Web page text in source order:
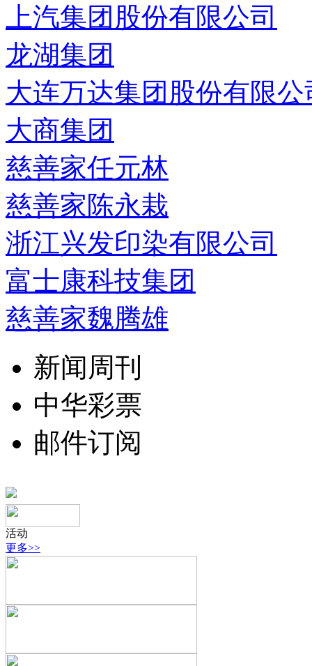
上汽集团股份有限公司
龙湖集团
大连万达集团股份有限公
大商集团
慈善家任元林
慈善家陈永栽
浙江兴发印染有限公司
富士康科技集团
慈善家魏腾雄
新闻周刊
中华彩票
邮件订阅
活动
更多>>